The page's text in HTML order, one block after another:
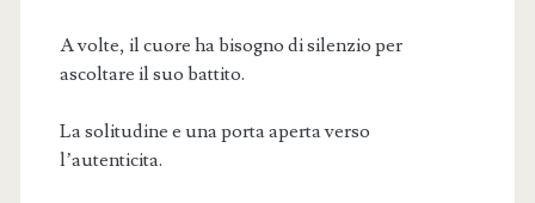
A volte, il cuore ha bisogno di silenzio per
ascoltare il suo battito.
La solitudine e una porta aperta verso
l’autenticita.